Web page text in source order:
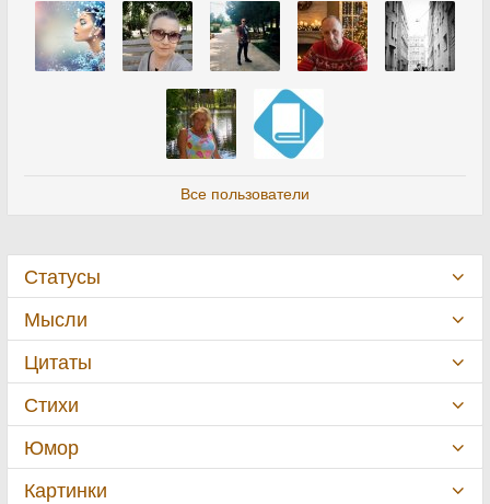
Все пользователи
Статусы
Мысли
Цитаты
Стихи
Юмор
Картинки